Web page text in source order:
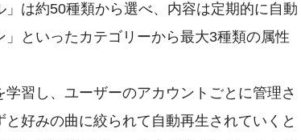
は約50種類から選べ、内容は定期的に自動
といったカテゴリーから最大3種類の属性
習し、ユーザーのアカウントごとに管理さ
好みの曲に絞られて自動再生されていくと